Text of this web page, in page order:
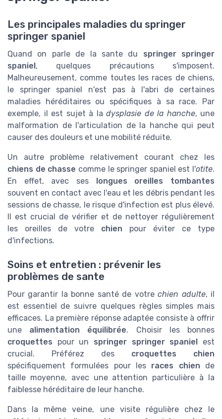
Les principales maladies du springer
springer spaniel
Quand on parle de la sante du springer springer
spaniel, quelques précautions s'imposent.
Malheureusement, comme toutes les races de chiens,
le springer spaniel n'est pas à l'abri de certaines
maladies héréditaires ou spécifiques à sa race. Par
exemple, il est sujet à la dysplasie de la hanche, une
malformation de l'articulation de la hanche qui peut
causer des douleurs et une mobilité réduite.
Un autre problème relativement courant chez les
chiens de chasse comme le springer spaniel est l'otite.
En effet, avec ses longues oreilles tombantes
souvent en contact avec l'eau et les débris pendant les
sessions de chasse, le risque d'infection est plus élevé.
Il est crucial de vérifier et de nettoyer régulièrement
les oreilles de votre chien pour éviter ce type
d'infections.
Soins et entretien : prévenir les
problèmes de sante
Pour garantir la bonne santé de votrechien adulte, il
est essentiel de suivre quelques règles simples mais
efficaces. La première réponse adaptée consiste à offrir
une alimentation équilibrée. Choisir les bonnes
croquettes pour un springer springer spaniel
est
crucial. Préférez des croquettes chien
spécifiquement formulées pour les races chien de
taille moyenne, avec une attention particulière à la
faiblesse héréditaire de leur hanche.
Dans la même veine, une visite régulière chez le